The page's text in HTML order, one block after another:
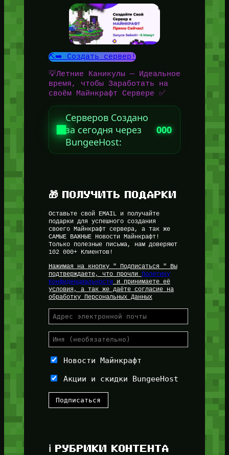
⛏️➡️ Создать сервер!
💡Летние Каникулы — Идеальное
время, чтобы Заработать на
своём Майнкрафт Сервере ✅
Серверов Создано
за сегодня через
BungeeHost:
000
🎁 ПОЛУЧИТЬ ПОДАРКИ
Оставьте свой EMAIL и получайте
подарки для успешного создания
своего Майнкрафт сервера, а так же
САМЫЕ ВАЖНЫЕ Новости Майнкрафт!
Только полезные письма, нам доверяют
102 000+ Клиентов!
Нажимая на кнопку " Подписаться " Вы
подтверждаете, что прочли
Политику
Конфиденциальностии принимаете её
условия, а так же даёте согласие на
обработку Персональных Данных
Новости Майнкрафт
Акции и скидки BungeeHost
ℹ️ РУБРИКИ КОНТЕНТА